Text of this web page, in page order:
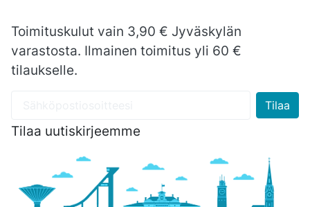
Toimituskulut vain 3,90 € Jyväskylän
varastosta. Ilmainen toimitus yli 60 €
tilaukselle.
Tilaa uutiskirjeemme